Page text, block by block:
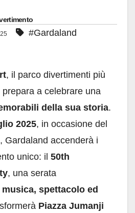
#Gardaland
, il parco divertimenti più
prepara a celebrare una
della sua storia.
2025, in occasione del
, Gardaland accenderà i
unico: il 50th
, una serata
musica, spettacolo ed
Piazza Jumanji